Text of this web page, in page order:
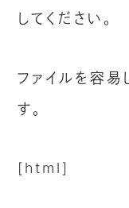
してください。
ファイルを容易
す。
[html]